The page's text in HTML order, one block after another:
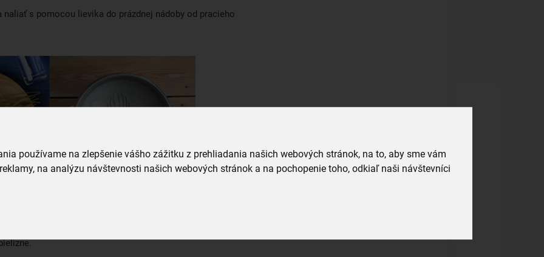
používame na zlepšenie vášho zážitku z prehliadania našich webových stránok, na to, aby sme vám
na analýzu návštevnosti našich webových stránok a na pochopenie toho, odkiaľ naši návštevníci
s pomocou lievika do prázdnej nádoby od pracieho
cca 2-3 lyžice pracieho gélu na 5-6 kg bielizne a spustite